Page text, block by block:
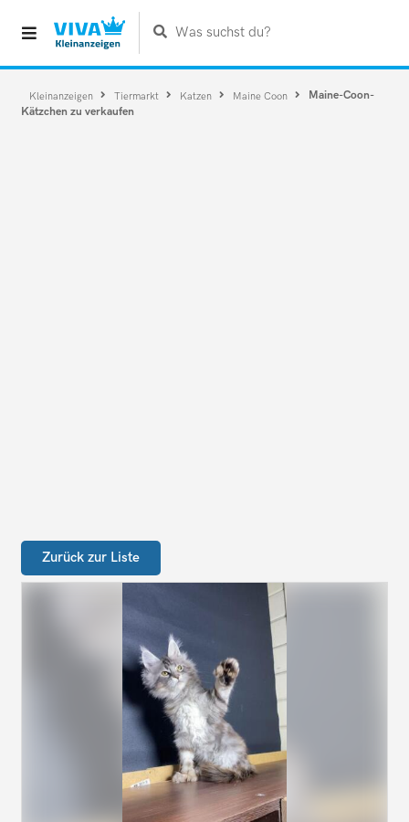
Was suchst du?
Kleinanzeigen Tiermarkt Katzen Maine Coon
Maine-Coon-
Kätzchen zu verkaufen
Zurück zur Liste